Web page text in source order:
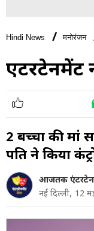
Hindi News मनोरंजन
एंटरटेनमेंट
2 बच्चों की मां
पति ने किया
आजतक
नई दिल्ली, 12